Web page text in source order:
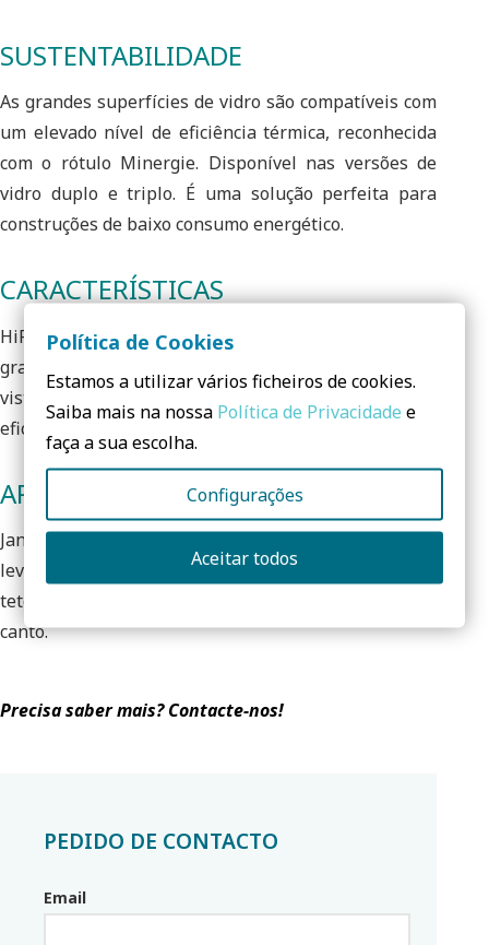
SUSTENTABILIDADE
As grandes superfícies de vidro são compatíveis com
um elevado nível de eficiência térmica, reconhecida
com o rótulo Minergie. Disponível nas versões de
vidro duplo e triplo. É uma solução perfeita para
construções de baixo consumo energético.
CARACTERÍSTICAS
HiFinity é o nosso sistema de correr premium com
grandes painéis de vidro do chão ao teto para uma
vista infinita, com toda a segurança, conforto e
eficiência.
APLICAÇÕES
Janelas de correr de design ultra-slim, com aparência
leve e elegante. Totalmente transparente do chão ao
teto, ao longo de toda a fachada, incluindo solução de
canto.
Precisa saber mais? Contacte-nos!
PEDIDO DE CONTACTO
Email
Política de Cookies
Estamos a utilizar vários ficheiros de cookies.
Saiba mais na nossa Política de Privacidade e
faça a sua escolha.
Configurações
Aceitar todos